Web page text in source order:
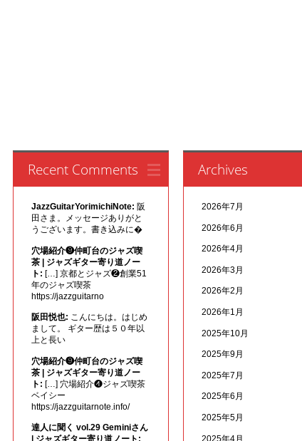
Recent Comments
JazzGuitarYorimichiNote: 阪
田さま。メッセージありがと
うございます。書き込みに�
穴場紹介❾仲町台のジャズ喫
茶 | ジャズギター寄り道ノー
ト: […] 京都とジャズ❷創業51
年のジャズ喫茶
https://jazzguitarno
阪田悦也: こんにちは。はじめ
まして。 ギター歴は５０年以
上と長い
穴場紹介❾仲町台のジャズ喫
茶 | ジャズギター寄り道ノー
ト: […] 穴場紹介❹ジャズ喫茶
ベイシー
https://jazzguitarnote.info/
達人に聞く vol.29 Geminiさん
Archives
2026年7月
2026年6月
2026年4月
2026年3月
2026年2月
2026年1月
2025年10月
2025年9月
2025年7月
2025年6月
2025年5月
2025年4月